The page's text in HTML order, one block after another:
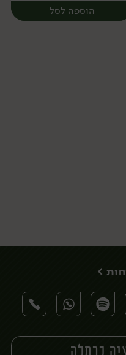
הוספה לסל
>